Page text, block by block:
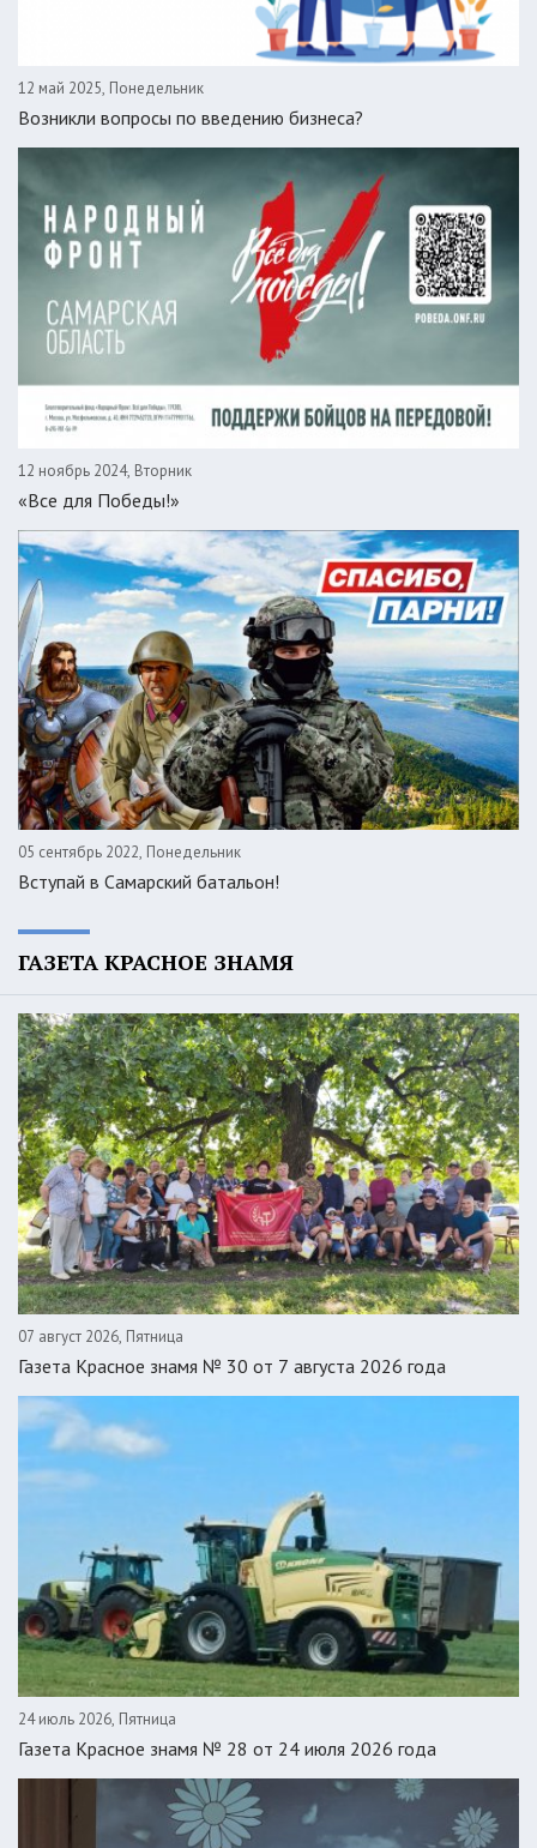
12 май 2025, Понедельник
Возникли вопросы по введению бизнеса?
12 ноябрь 2024, Вторник
«Все для Победы!»
05 сентябрь 2022, Понедельник
Вступай в Самарский батальон!
ГАЗЕТА КРАСНОЕ ЗНАМЯ
07 август 2026, Пятница
Газета Красное знамя № 30 от 7 августа 2026 года
24 июль 2026, Пятница
Газета Красное знамя № 28 от 24 июля 2026 года